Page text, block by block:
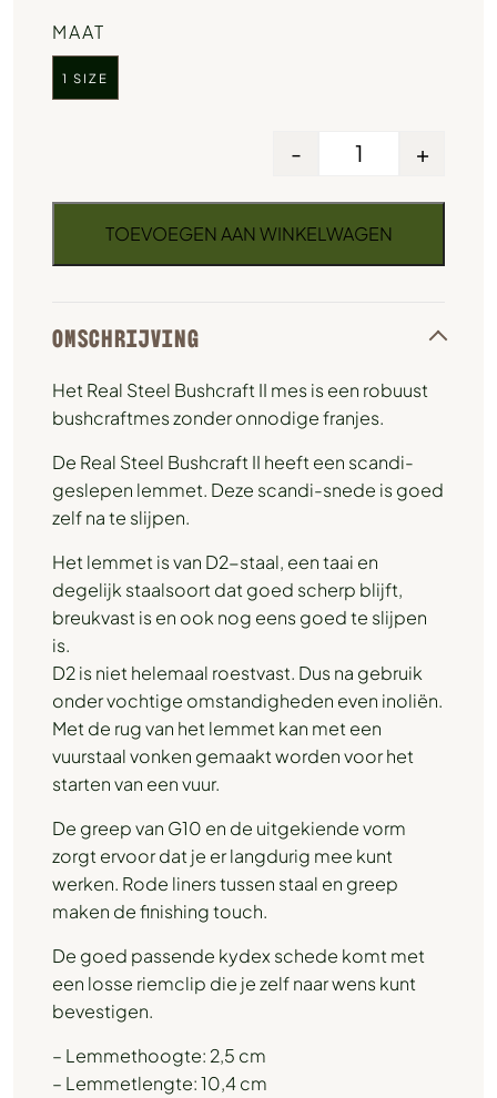
MAAT
1 SIZE
- +
TOEVOEGEN AAN WINKELWAGEN
OMSCHRIJVING
Het Real Steel Bushcraft II mes is een robuust
bushcraftmes zonder onnodige franjes.
De Real Steel Bushcraft II heeft een scandi-
geslepen lemmet. Deze scandi-snede is goed
zelf na te slijpen.
Het lemmet is van D2-staal, een taai en
degelijk staalsoort dat goed scherp blijft,
breukvast is en ook nog eens goed te slijpen
is.
D2 is niet helemaal roestvast. Dus na gebruik
onder vochtige omstandigheden even inoliën.
Met de rug van het lemmet kan met een
vuurstaal vonken gemaakt worden voor het
starten van een vuur.
De greep van G10 en de uitgekiende vorm
zorgt ervoor dat je er langdurig mee kunt
werken. Rode liners tussen staal en greep
maken de finishing touch.
De goed passende kydex schede komt met
een losse riemclip die je zelf naar wens kunt
bevestigen.
– Lemmethoogte: 2,5 cm
– Lemmetlengte: 10,4 cm